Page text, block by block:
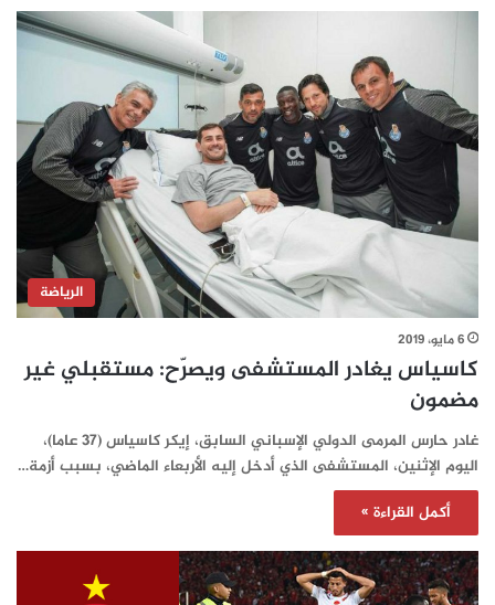
الرياضة
6 مايو، 2019
كاسياس يغادر المستشفى ويصرّح: مستقبلي غير
مضمون
غادر حارس المرمى الدولي الإسباني السابق، إيكر كاسياس (37 عاما)،
اليوم الإثنين، المستشفى الذي أدخل إليه الأربعاء الماضي، بسبب أزمة…
أكمل القراءة »